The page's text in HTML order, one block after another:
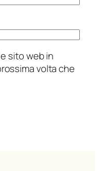
sito web in
volta che